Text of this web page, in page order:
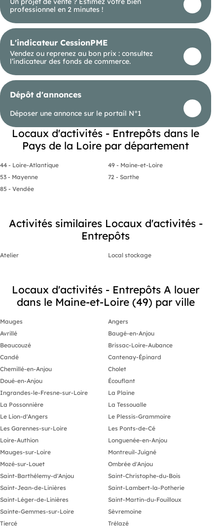
professionnel en 2 minutes !
L'indicateur CessionPME
Vendez ou reprenez au bon prix : consultez
l’indicateur des fonds de commerce.
Dépôt d'annonces
Déposer une annonce sur le portail N°1
Locaux d'activités - Entrepôts dans le
Pays de la Loire par département
44 - Loire-Atlantique
49 - Maine-et-Loire
53 - Mayenne
72 - Sarthe
85 - Vendée
Activités similaires Locaux d'activités -
Entrepôts
Atelier Local stockage
Locaux d'activités - Entrepôts A louer
dans le Maine-et-Loire (49) par ville
Mauges
Angers
Avrillé
Baugé-en-Anjou
Beaucouzé
Brissac-Loire-Aubance
Candé
Cantenay-Épinard
Chemillé-en-Anjou
Cholet
Doué-en-Anjou
Écouflant
Ingrandes-le-Fresne-sur-Loire
La Plaine
La Possonnière
La Tessoualle
Le Lion-d'Angers
Le Plessis-Grammoire
Les Garennes-sur-Loire
Les Ponts-de-Cé
Loire-Authion
Longuenée-en-Anjou
Mauges-sur-Loire
Montreuil-Juigné
Mozé-sur-Louet
Ombrée d'Anjou
Saint-Barthélemy-d'Anjou
Saint-Christophe-du-Bois
Saint-Jean-de-Linières
Saint-Lambert-la-Potherie
Saint-Léger-de-Linières
Saint-Martin-du-Fouilloux
Sainte-Gemmes-sur-Loire
Sèvremoine
Tiercé
Trélazé